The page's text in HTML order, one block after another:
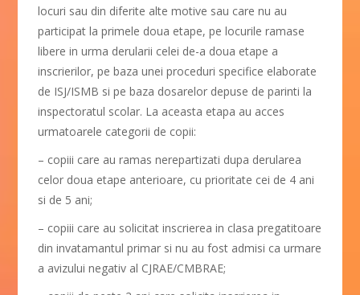
locuri sau din diferite alte motive sau care nu au
participat la primele doua etape, pe locurile ramase
libere in urma derularii celei de-a doua etape a
inscrierilor, pe baza unei proceduri specifice elaborate
de ISJ/ISMB si pe baza dosarelor depuse de parinti la
inspectoratul scolar. La aceasta etapa au acces
urmatoarele categorii de copii:
– copiii care au ramas nerepartizati dupa derularea
celor doua etape anterioare, cu prioritate cei de 4 ani
si de 5 ani;
– copiii care au solicitat inscrierea in clasa pregatitoare
din invatamantul primar si nu au fost admisi ca urmare
a avizului negativ al CJRAE/CMBRAE;